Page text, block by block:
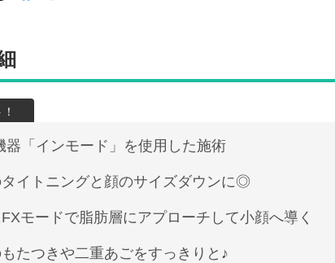
器「インモード」を使用した施術
タイトニングと顔のサイズダウンに◎
FXモードで脂肪層にアプローチして小顔へ導く
たつきや二重あごをすっきりと♪